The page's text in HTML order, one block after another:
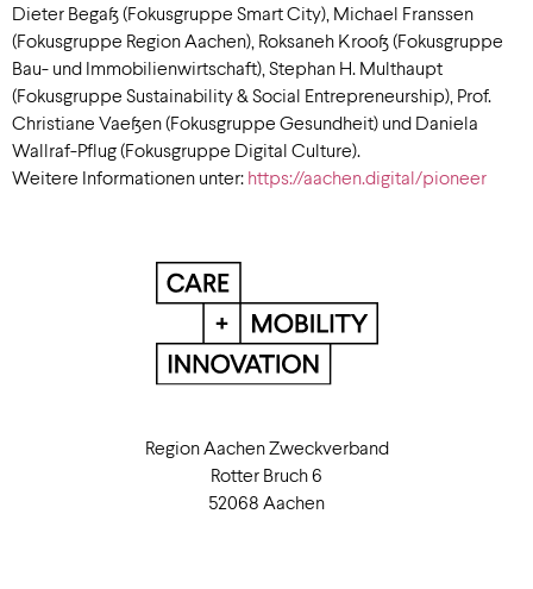
Dieter Begaß (Fokusgruppe Smart City), Michael Franssen
(Fokusgruppe Region Aachen), Roksaneh Krooß (Fokusgruppe
Bau- und Immobilienwirtschaft), Stephan H. Multhaupt
(Fokusgruppe Sustainability & Social Entrepreneurship), Prof.
Christiane Vaeßen (Fokusgruppe Gesundheit) und Daniela
Wallraf-Pflug (Fokusgruppe Digital Culture).
Weitere Informationen unter: https://aachen.digital/pioneer
Region Aachen Zweckverband
Rotter Bruch 6
52068 Aachen